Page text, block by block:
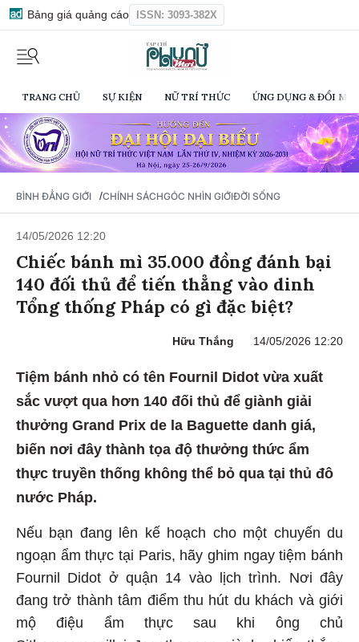
Bảng giá quảng cáo ISSN: 3093-382X
TRANG CHỦ SỰ KIỆN NỮ TRÍ THỨC ỨNG DỤNG & ĐỔI
BÌNH ĐẲNG GIỚI /CHÍNH SÁCHGÓC NHÌN GIỚIĐỜI SỐNG
14/05/2026 12:20
Chiếc bánh mì 35.000 đồng đánh bại
140 đối thủ để tiến thẳng vào dinh
Tổng thống Pháp có gì đặc biệt?
Hữu Thắng 14/05/2026 12:20
Tiệm bánh nhỏ có tên Fournil Didot vừa xuất
sắc vượt qua hơn 140 đối thủ để giành giải
thưởng Grand Prix de la Baguette danh giá,
biến nơi đây thành tọa độ thưởng thức ẩm
thực truyền thống không thể bỏ qua tại thủ đô
nước Pháp.
Nếu bạn đang lên kế hoạch cho một chuyến du
ngoạn ẩm thực tại Paris, hãy ghim ngay tiệm bánh
Fournil Didot ở quận 14 vào lịch trình. Nơi đây
đang trở thành tâm điểm thu hút du khách và giới
mộ điệu ẩm thực sau khi ông chủ